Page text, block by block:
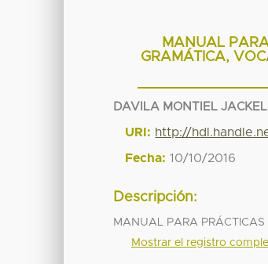
MANUAL
GRAMÁTICA,
DAVILA MONTIEL
URI: http://
Fecha: 10/10/2016
Descripción:
MANUAL PARA
Mostrar el registro